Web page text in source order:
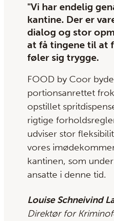
"Vi har endelig
kantine. Der er
dialog og stor
at få tingene til at
føler sig trygge.
FOOD by Coor
portionsanrettet
opstillet
rigtige
udviser stor
vores
kantinen, som
ansatte i denne tid.
Louise Schneivind
Direktør for